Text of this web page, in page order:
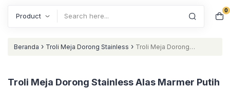
0
Beranda › Troli Meja Dorong Stainless › Troli Meja Dorong
Troli Meja Dorong Stainless Alas Marmer Putih